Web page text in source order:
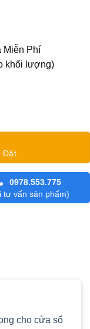
Miễn Phí
khối lượng)
Đặt
0978.553.775
tư vấn sản phẩm)
cho cửa sổ